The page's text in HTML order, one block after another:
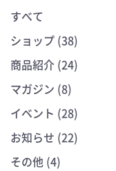
すべて
ショップ (38)
商品紹介 (24)
マガジン (8)
イベント (28)
お知らせ (22)
その他 (4)